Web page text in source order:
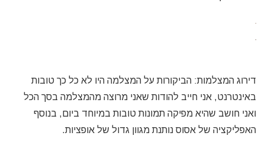
דירוג המצלמות: הביקורות על המצלמה היו לא כל כך טובות
באינטרנט, אני חייב להודות שאני מרוצה מהמצלמה בסך הכל
ואני חושב שהיא מפיקה תמונות טובות במיוחד ביום, בנוסף
האפליקציה של אסוס נותנת מגוון גדול של אופציות.